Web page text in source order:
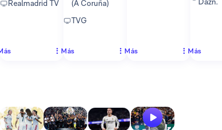
Realmadrid TV
(A Coruña)
TVG
Más Más Más